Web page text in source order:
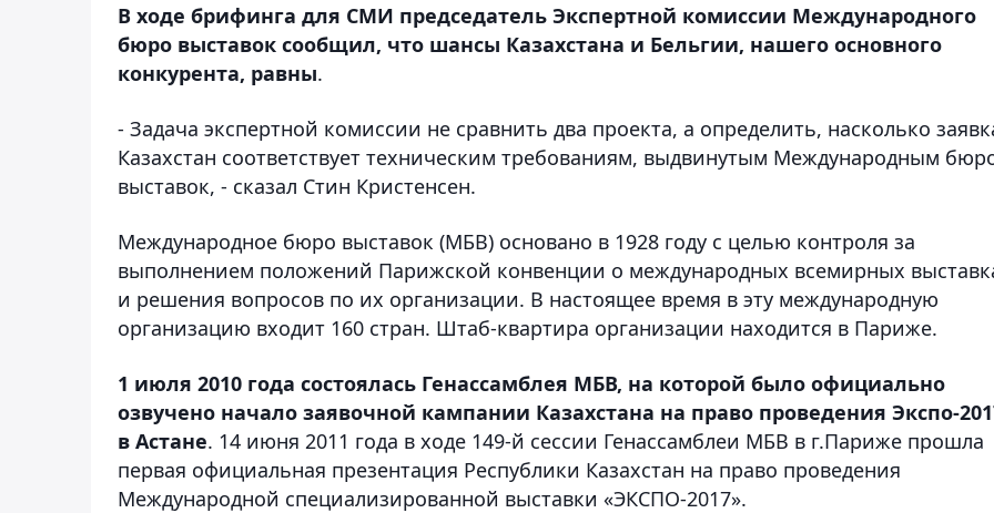
В ходе брифинга для СМИ председатель Экспертной комиссии Международного
бюро выставок сообщил, что шансы Казахстана и Бельгии, нашего основного
конкурента, равны.
- Задача экспертной комиссии не сравнить два проекта, а определить, насколько
Казахстан соответствует техническим требованиям, выдвинутым Международным
выставок, - сказал Стин Кристенсен.
Международное бюро выставок (МБВ) основано в 1928 году с целью контроля за
выполнением положений Парижской конвенции о международных всемирных
и решения вопросов по их организации. В настоящее время в эту международную
организацию входит 160 стран. Штаб-квартира организации находится в Париже.
1 июля 2010 года состоялась Генассамблея МБВ, на которой было официально
озвучено начало заявочной кампании Казахстана на право проведения Экспо-
в Астане. 14 июня 2011 года в ходе 149-й сессии Генассамблеи МБВ в г.Париже прошла
первая официальная презентация Республики Казахстан на право проведения
Международной специализированной выставки «ЭКСПО-2017».